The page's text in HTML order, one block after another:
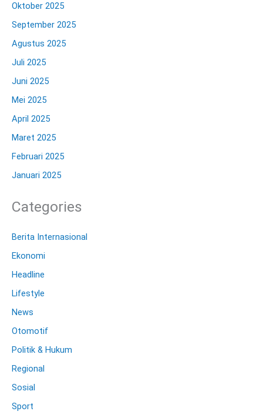
Oktober 2025
September 2025
Agustus 2025
Juli 2025
Juni 2025
Mei 2025
April 2025
Maret 2025
Februari 2025
Januari 2025
Categories
Berita Internasional
Ekonomi
Headline
Lifestyle
News
Otomotif
Politik & Hukum
Regional
Sosial
Sport